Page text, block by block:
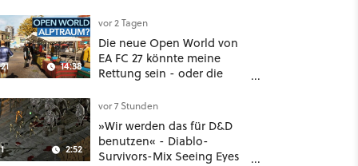
noch größer und
gefährlicher
14:38
vor 2 Tagen
Die neue Open World von
EA FC 27 könnte meine
Rettung sein - oder die
2:52
vor 7 Stunden
»Wir werden das für D&D
benutzen« - Diablo-
Survivors-Mix Seeing Eyes